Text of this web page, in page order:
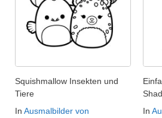
Squishmallow Insekten und
Tiere
In Ausmalbilder von
In